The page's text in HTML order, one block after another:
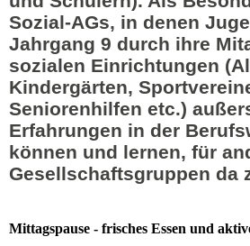
Sozial-AGs, in denen
Jahrgang 9 durch ihre
sozialen Einrichtungen
Kindergärten,
Seniorenhilfen etc.)
Erfahrungen in der
können und lernen, für
Gesellschaftsgruppen da
Mittagspause - frisches Essen und